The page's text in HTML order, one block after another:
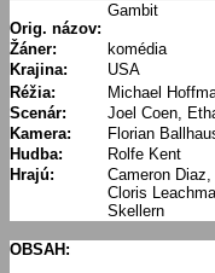
Orig. názov:
Gambit
Žáner:
komédia
Krajina:
USA
Réžia:
Michael
Scenár:
Joel Coen,
Kamera:
Florian
Hudba:
Rolfe Kent
Hrajú:
Cameron
Cloris
Skellern
OBSAH: